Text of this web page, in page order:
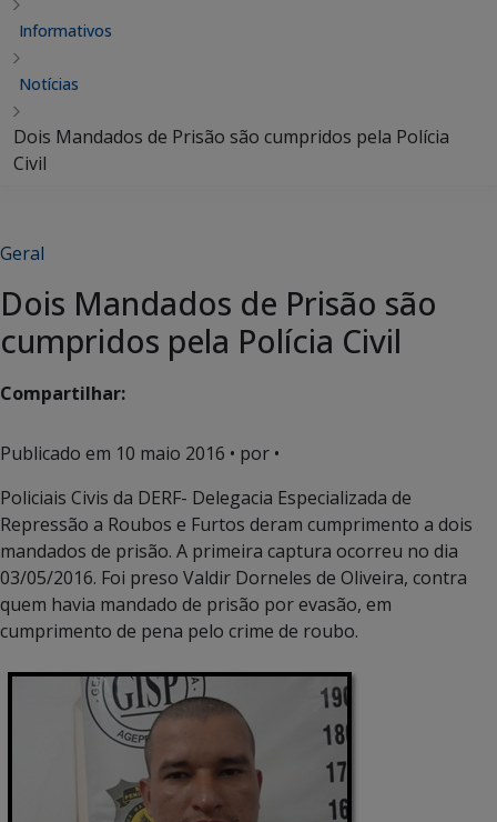
Informativos
Notícias
Dois Mandados de Prisão são cumpridos pela Polícia
Civil
Geral
Dois Mandados de Prisão são
cumpridos pela Polícia Civil
Compartilhar:
Publicado em 10 maio 2016 • por •
Policiais Civis da DERF- Delegacia Especializada de
Repressão a Roubos e Furtos deram cumprimento a dois
mandados de prisão. A primeira captura ocorreu no dia
03/05/2016. Foi preso Valdir Dorneles de Oliveira, contra
quem havia mandado de prisão por evasão, em
cumprimento de pena pelo crime de roubo.